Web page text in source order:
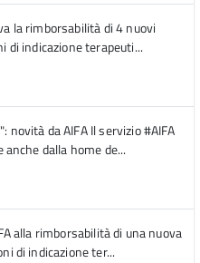
la rimborsabilità di 4 nuovi
di indicazione terapeuti...
novità da AIFA Il servizio #AIFA
dalla home de...
alla rimborsabilità di una nuova
di indicazione ter...